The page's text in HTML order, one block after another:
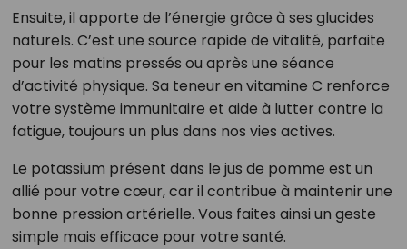
Ensuite, il apporte de l’énergie grâce à ses glucides
naturels. C’est une source rapide de vitalité, parfaite
pour les matins pressés ou après une séance
d’activité physique. Sa teneur en vitamine C renforce
votre système immunitaire et aide à lutter contre la
fatigue, toujours un plus dans nos vies actives.
Le potassium présent dans le jus de pomme est un
allié pour votre cœur, car il contribue à maintenir une
bonne pression artérielle. Vous faites ainsi un geste
simple mais efficace pour votre santé.